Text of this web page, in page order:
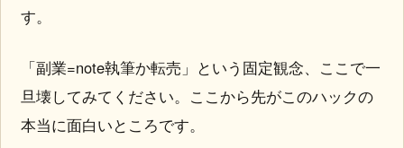
す。
「副業=note執筆か転売」という固定観念、ここで一
旦壊してみてください。ここから先がこのハックの
本当に面白いところです。